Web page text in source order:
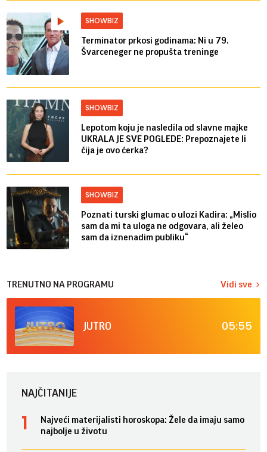
SHOWBIZ
Terminator prkosi godinama: Ni u 79.
Švarceneger ne propušta treninge
SHOWBIZ
Lepotom koju je nasledila od slavne majke
UKRALA JE SVE POGLEDE: Prepoznajete li
čija je ovo ćerka?
SHOWBIZ
Poznati turski glumac o ulozi Kadira: „Mislio
sam da mi ta uloga ne odgovara, ali želeo
sam da iznenadim publiku“
TRENUTNO NA PROGRAMU Vidi sve
JUTRO 05:55
NAJČITANIJE
Najveći materijalisti horoskopa: Žele da imaju samo
najbolje u životu